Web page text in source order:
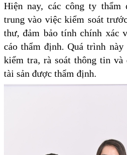
Hiện nay, các công ty thẩm
trung vào việc kiểm soát
thư, đảm bảo tính chính xác
cáo thẩm định. Quá trình
kiểm tra, rà soát thông tin và
tài sản được thẩm định.